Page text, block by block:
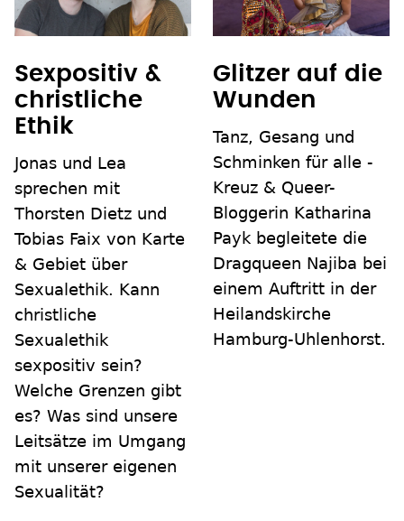
Sexpositiv &
christliche
Ethik
Jonas und Lea
sprechen mit
Thorsten Dietz und
Tobias Faix von Karte
& Gebiet über
Sexualethik. Kann
christliche
Sexualethik
sexpositiv sein?
Welche Grenzen gibt
es? Was sind unsere
Leitsätze im Umgang
mit unserer eigenen
Sexualität?
Glitzer auf die
Wunden
Tanz, Gesang und
Schminken für alle -
Kreuz & Queer-
Bloggerin Katharina
Payk begleitete die
Dragqueen Najiba bei
einem Auftritt in der
Heilandskirche
Hamburg-Uhlenhorst.